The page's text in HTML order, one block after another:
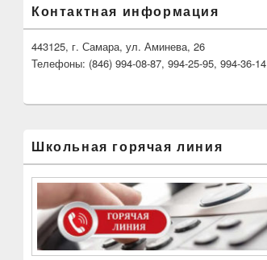
Контактная информация
443125, г. Самара, ул. Аминева, 26
Телефоны: (846) 994-08-87, 994-25-95, 994-36-14
Школьная горячая линия